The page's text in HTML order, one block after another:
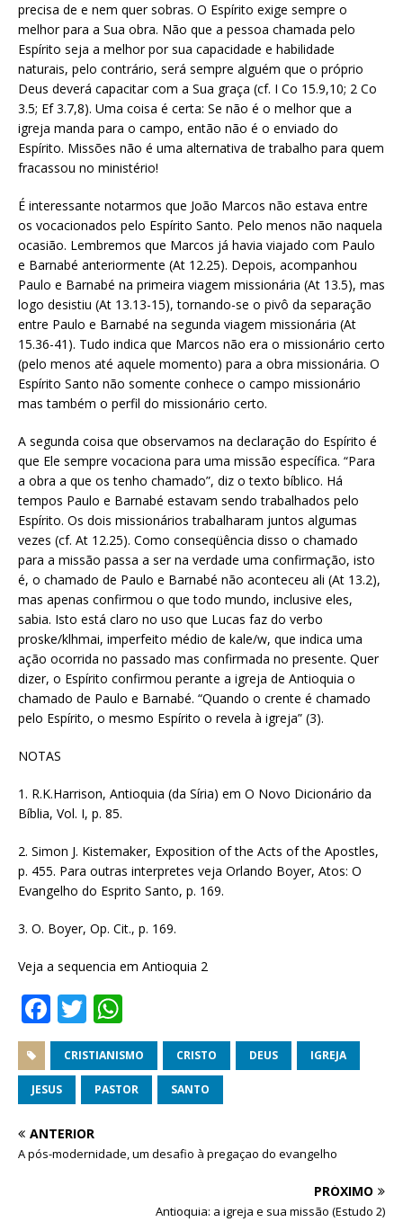
precisa de e nem quer sobras. O Espírito exige sempre o
melhor para a Sua obra. Não que a pessoa chamada pelo
Espírito seja a melhor por sua capacidade e habilidade
naturais, pelo contrário, será sempre alguém que o próprio
Deus deverá capacitar com a Sua graça (cf. I Co 15.9,10; 2 Co
3.5; Ef 3.7,8). Uma coisa é certa: Se não é o melhor que a
igreja manda para o campo, então não é o enviado do
Espírito. Missões não é uma alternativa de trabalho para quem
fracassou no ministério!
É interessante notarmos que João Marcos não estava entre
os vocacionados pelo Espírito Santo. Pelo menos não naquela
ocasião. Lembremos que Marcos já havia viajado com Paulo
e Barnabé anteriormente (At 12.25). Depois, acompanhou
Paulo e Barnabé na primeira viagem missionária (At 13.5), mas
logo desistiu (At 13.13-15), tornando-se o pivô da separação
entre Paulo e Barnabé na segunda viagem missionária (At
15.36-41). Tudo indica que Marcos não era o missionário certo
(pelo menos até aquele momento) para a obra missionária. O
Espírito Santo não somente conhece o campo missionário
mas também o perfil do missionário certo.
A segunda coisa que observamos na declaração do Espírito é
que Ele sempre vocaciona para uma missão específica. “Para
a obra a que os tenho chamado”, diz o texto bíblico. Há
tempos Paulo e Barnabé estavam sendo trabalhados pelo
Espírito. Os dois missionários trabalharam juntos algumas
vezes (cf. At 12.25). Como conseqüência disso o chamado
para a missão passa a ser na verdade uma confirmação, isto
é, o chamado de Paulo e Barnabé não aconteceu ali (At 13.2),
mas apenas confirmou o que todo mundo, inclusive eles,
sabia. Isto está claro no uso que Lucas faz do verbo
proske/klhmai, imperfeito médio de kale/w, que indica uma
ação ocorrida no passado mas confirmada no presente. Quer
dizer, o Espírito confirmou perante a igreja de Antioquia o
chamado de Paulo e Barnabé. “Quando o crente é chamado
pelo Espírito, o mesmo Espírito o revela à igreja” (3).
NOTAS
1. R.K.Harrison, Antioquia (da Síria) em O Novo Dicionário da
Bíblia, Vol. I, p. 85.
2. Simon J. Kistemaker, Exposition of the Acts of the Apostles,
p. 455. Para outras interpretes veja Orlando Boyer, Atos: O
Evangelho do Esprito Santo, p. 169.
3. O. Boyer, Op. Cit., p. 169.
Veja a sequencia em Antioquia 2
F
a
c
e
b
o
T
w
it
te
r
h
at
s
p
CRISTIANISMO CRISTO DEUS IGREJA
JESUS PASTOR SANTO
ANTERIOR
A pós-modernidade, um desafio à pregaçao do evangelho
PRÓXIMO
Antioquia: a igreja e sua missão (Estudo 2)